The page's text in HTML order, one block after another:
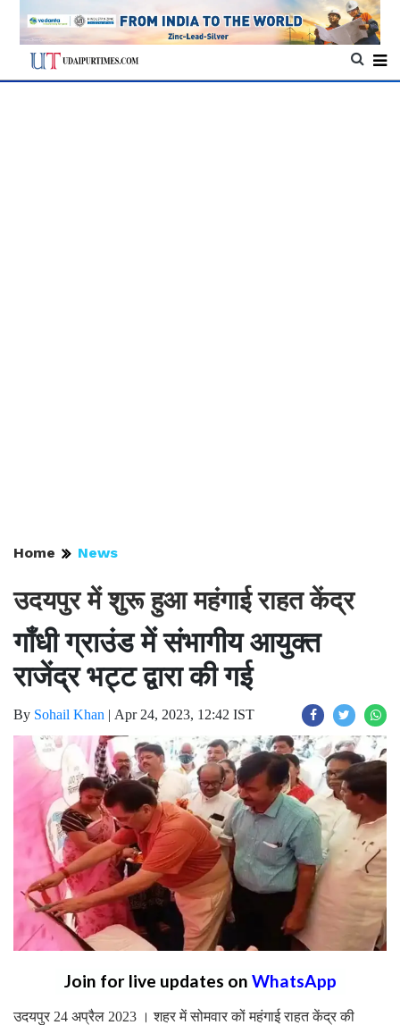
Home News
उदयपुर में शुरू हुआ महंगाई राहत केंद्र
गाँधी ग्राउंड में संभागीय आयुक्त
राजेंद्र भट्ट द्वारा की गई
By Sohail Khan | Apr 24, 2023, 12:42 IST
Join for live updates on WhatsApp
उदयपुर 24 अप्रैल 2023 । शहर में सोमवार कों महंगाई राहत केंद्र की